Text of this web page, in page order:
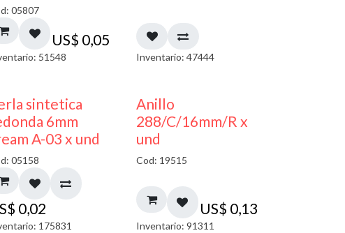
05807
US$ 0,05
51548 Inventario: 47444
sintetica
6mm
A-03 x und
05158
0,02
175831
Anillo
288/C/16mm/R x
und
Cod: 19515
US$ 0,13
Inventario: 91311